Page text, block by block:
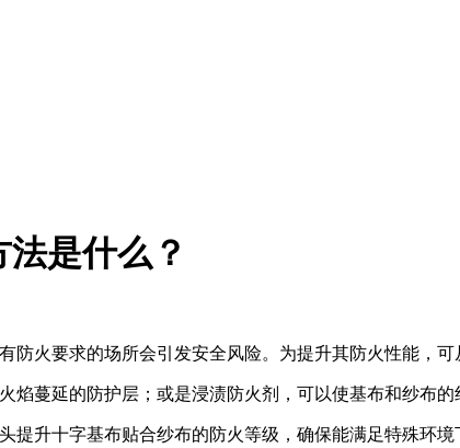
是什么？
火要求的场所会引发安全风险。为提升其防火性能，可
蔓延的防护层；或是浸渍防火剂，可以使基布和纱布的
升十字基布贴合纱布的防火等级，确保能满足特殊环境